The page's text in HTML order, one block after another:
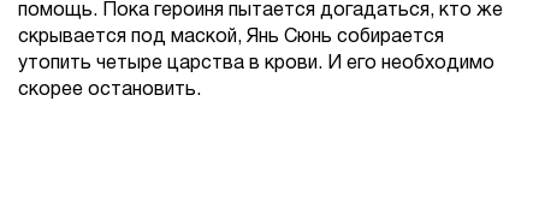
помощь. Пока героиня пытается догадаться, кто же
скрывается под маской, Янь Сюнь собирается
утопить четыре царства в крови. И его необходимо
скорее остановить.